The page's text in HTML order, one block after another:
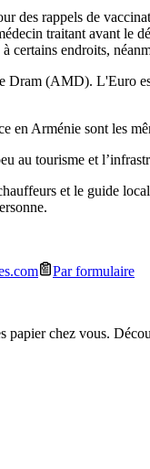
des rappels de
traitant avant le
certains endroits,
Dram (AMD). L'Euro
en Arménie sont les
au tourisme et
et le guide
Par formulaire
papier chez vous.